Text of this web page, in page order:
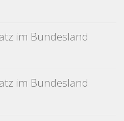
im Bundesland
im Bundesland